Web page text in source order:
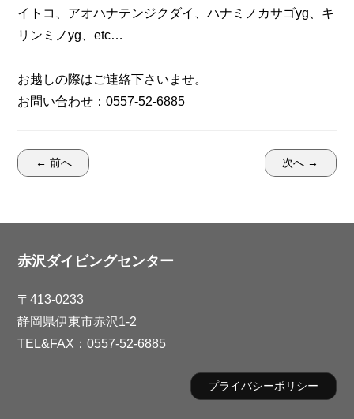
イトコ、アオハナテンジクダイ、ハナミノカサゴyg、キ
リンミノyg、etc…
お越しの際はご連絡下さいませ。
お問い合わせ：0557-52-6885
← 前へ 次へ →
赤沢ダイビングセンター
〒413-0233
静岡県伊東市赤沢1-2
TEL&FAX：0557-52-6885
プライバシーポリシー